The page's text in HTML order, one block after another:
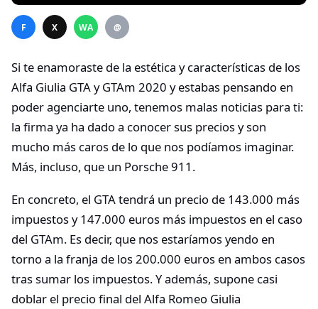
F X WA @
Si te enamoraste de la estética y características de los
Alfa Giulia GTA y GTAm 2020 y estabas pensando en
poder agenciarte uno, tenemos malas noticias para ti:
la firma ya ha dado a conocer sus precios y son
mucho más caros de lo que nos podíamos imaginar.
Más, incluso, que un Porsche 911.
En concreto, el GTA tendrá un precio de 143.000 más
impuestos y 147.000 euros más impuestos en el caso
del GTAm. Es decir, que nos estaríamos yendo en
torno a la franja de los 200.000 euros en ambos casos
tras sumar los impuestos. Y además, supone casi
doblar el precio final del Alfa Romeo Giulia